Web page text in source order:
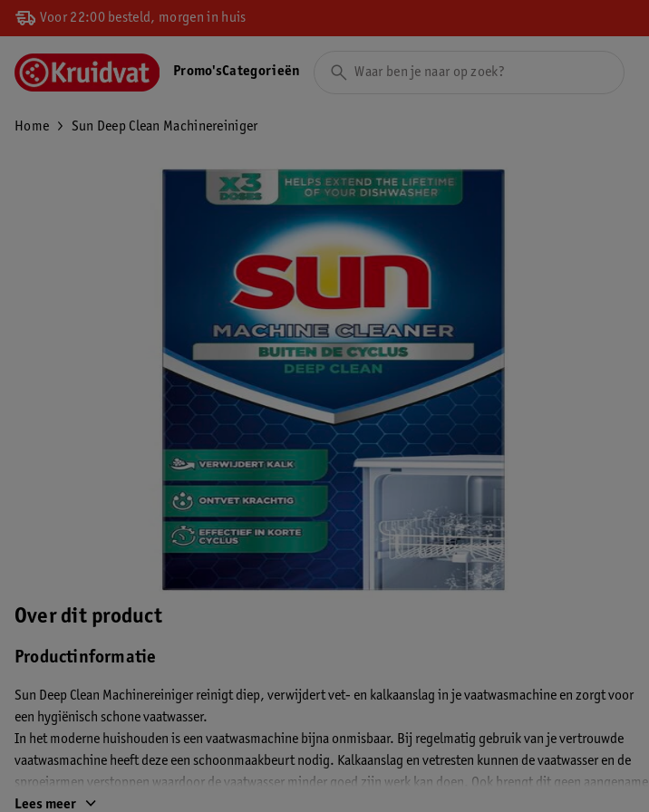
Voor 22:00 besteld, morgen in huis
Promo'sCategorieën
Home Sun Deep Clean Machinereiniger
Over dit product
Productinformatie
Sun Deep Clean Machinereiniger reinigt diep, verwijdert vet- en kalkaanslag in je vaatwasmachine en zorgt voor
een hygiënisch schone vaatwasser.
In het moderne huishouden is een vaatwasmachine bijna onmisbaar. Bij regelmatig gebruik van je vertrouwde
vaatwasmachine heeft deze een schoonmaakbeurt nodig. Kalkaanslag en vetresten kunnen de vaatwasser en de
sproeiarmen verstoppen waardoor de vaatwasser minder goed zijn werk kan doen. Ook brengt dit geen aangename
geur met zich mee. Geen nood, want Sun heeft hier namelijk de perfecte oplossing voor.
Lees meer